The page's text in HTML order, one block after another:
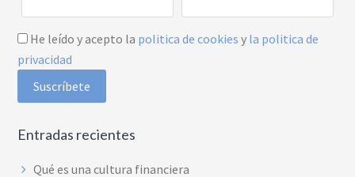
He leído y acepto la politica de cookies y la politica de
privacidad
Entradas recientes
Qué es una cultura financiera